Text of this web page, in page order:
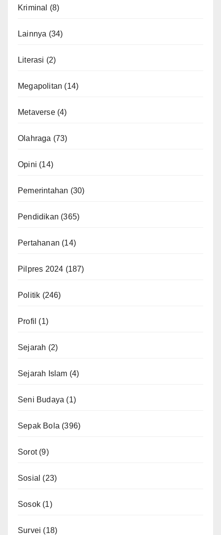
Kriminal (8)
Lainnya (34)
Literasi (2)
Megapolitan (14)
Metaverse(4)
Olahraga (73)
Opini (14)
Pemerintahan (30)
Pendidikan (365)
Pertahanan (14)
Pilpres 2024 (187)
Politik (246)
Profil (1)
Sejarah (2)
Sejarah Islam (4)
Seni Budaya (1)
Sepak Bola (396)
Sorot(9)
Sosial (23)
Sosok (1)
Survei (18)